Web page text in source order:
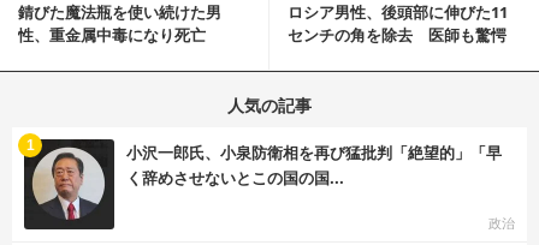
錆びた魔法瓶を使い続けた男
性、重金属中毒になり死亡
ロシア男性、後頭部に伸びた11
センチの角を除去 医師も驚愕
人気の記事
小沢一郎氏、小泉防衛相を再び猛批判「絶望的」「早
く辞めさせないとこの国の国...
政治
1